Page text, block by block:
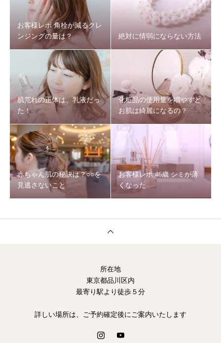
お客様レポ 角栓が減るクレ
ンジングの量は？
絶対に情弱にならない方法
肌荒れの正体は、乳液だっ
た！
化粧品の使用量を増やすと
お肌は綺麗になるの？
赤ちゃん肌の秘訣は？○○を
見逃さないこと
お客様レポ 46歳 シミが薄
くなった
所在地
東京都品川区内
最寄り駅より徒歩５分
詳しい場所は、ご予約確定後にご案内いたします